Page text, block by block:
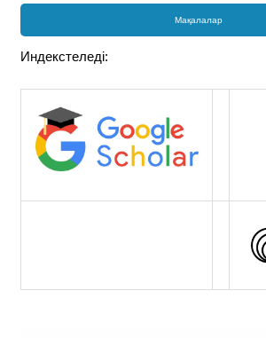
Мақалалар
Индекстеледі: